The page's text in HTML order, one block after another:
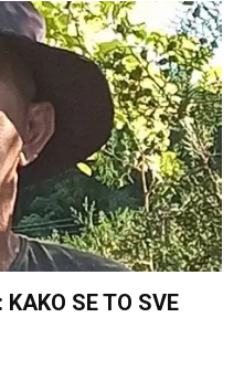
SE TO SVE